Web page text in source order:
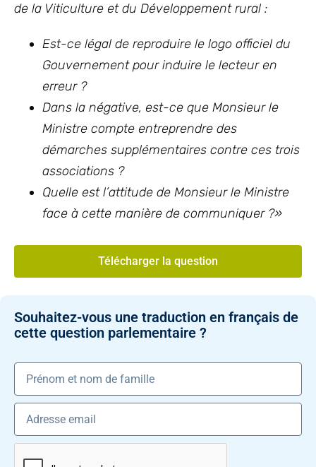
de la Viticulture et du Développement rural :
Est-ce légal de reproduire le logo officiel du
Gouvernement pour induire le lecteur en
erreur ?
Dans la négative, est-ce que Monsieur le
Ministre compte entreprendre des
démarches supplémentaires contre ces trois
associations ?
Quelle est l’attitude de Monsieur le Ministre
face à cette manière de communiquer ?»
Télécharger la question
Souhaitez-vous une traduction en français de
cette question parlementaire ?